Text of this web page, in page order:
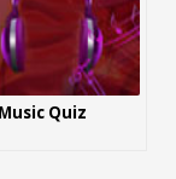
Music Quiz